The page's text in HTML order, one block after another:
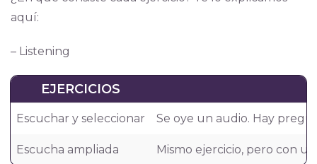
aquí:
– Listening
EJERCICIOS
Escuchar y seleccionar Se oye un audio. Hay
Escucha ampliada Mismo ejercicio, pero con